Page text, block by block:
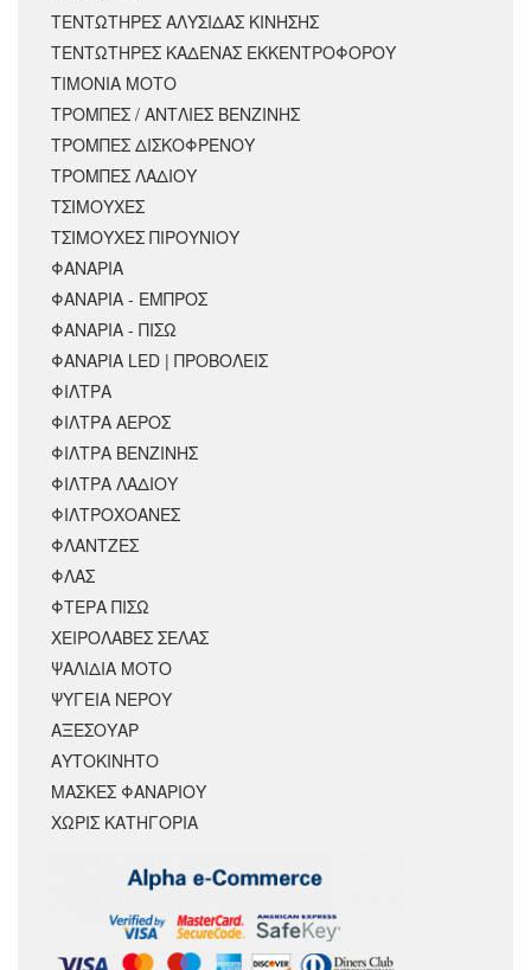
ΤΕΝΤΩΤΗΡΕΣ ΑΛΥΣΙΔΑΣ ΚΙΝΗΣΗΣ
ΤΕΝΤΩΤΗΡΕΣ ΚΑΔΕΝΑΣ ΕΚΚΕΝΤΡΟΦΟΡΟΥ
ΤΙΜΟΝΙΑ ΜΟΤΟ
ΤΡΟΜΠΕΣ / ΑΝΤΛΙΕΣ ΒΕΝΖΙΝΗΣ
ΤΡΟΜΠΕΣ ΔΙΣΚΟΦΡΕΝΟΥ
ΤΡΟΜΠΕΣ ΛΑΔΙΟΥ
ΤΣΙΜΟΥΧΕΣ
ΤΣΙΜΟΥΧΕΣ ΠΙΡΟΥΝΙΟΥ
ΦΑΝΑΡΙΑ
ΦΑΝΑΡΙΑ - ΕΜΠΡΟΣ
ΦΑΝΑΡΙΑ - ΠΙΣΩ
ΦΑΝΑΡΙΑ LED | ΠΡΟΒΟΛΕΙΣ
ΦΙΛΤΡΑ
ΦΙΛΤΡΑ ΑΕΡΟΣ
ΦΙΛΤΡΑ ΒΕΝΖΙΝΗΣ
ΦΙΛΤΡΑ ΛΑΔΙΟΥ
ΦΙΛΤΡΟΧΟΑΝΕΣ
ΦΛΑΝΤΖΕΣ
ΦΛΑΣ
ΦΤΕΡΑ ΠΙΣΩ
ΧΕΙΡΟΛΑΒΕΣ ΣΕΛΑΣ
ΨΑΛΙΔΙΑ ΜΟΤΟ
ΨΥΓΕΙΑ ΝΕΡΟΥ
ΑΞΕΣΟΥΆΡ
ΑΥΤΟΚΙΝΗΤΟ
ΜΑΣΚΕΣ ΦΑΝΑΡΙΟΥ
ΧΩΡΊΣ ΚΑΤΗΓΟΡΊΑ